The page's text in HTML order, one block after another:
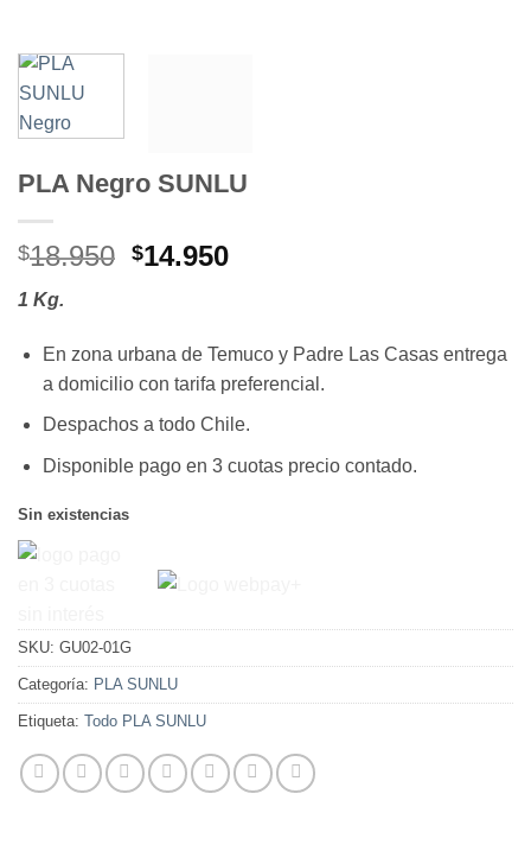
PLA Negro SUNLU
$18.950 El
era:
$18.950.
$14.950El
$14.950.
1 Kg.
En zona urbana de Temuco y Padre Las Casas entrega
a domicilio con tarifa preferencial.
Despachos a todo Chile.
Disponible pago en 3 cuotas precio contado.
Sin existencias
SKU: GU02-01G
Categoría: PLA SUNLU
Etiqueta: Todo PLA SUNLU